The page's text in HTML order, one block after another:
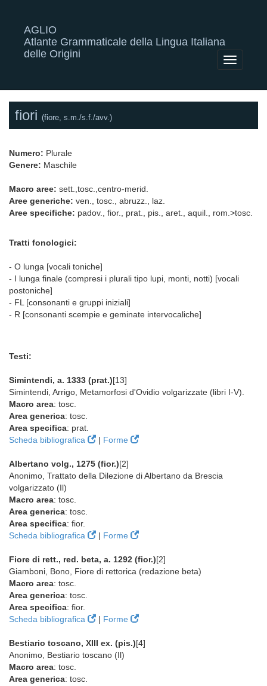
AGLIO
Atlante Grammaticale della Lingua Italiana
delle Origini
Toggle
fiori (fiore, s.m./s.f./avv.)
Numero: Plurale
Genere: Maschile
Macro aree: sett.,tosc.,centro-merid.
Aree generiche: ven., tosc., abruzz., laz.
Aree specifiche: padov., fior., prat., pis., aret., aquil., rom.>tosc.
Tratti fonologici:
- O lunga [vocali toniche]
- I lunga finale (compresi i plurali tipo lupi, monti, notti) [vocali
postoniche]
- FL [consonanti e gruppi iniziali]
- R [consonanti scempie e geminate intervocaliche]
Testi:
Simintendi, a. 1333 (prat.)[13]
Simintendi, Arrigo, Metamorfosi d'Ovidio volgarizzate (libri I-V).
Macro area: tosc.
Area generica: tosc.
Area specifica: prat.
Scheda bibliografica
| Forme
Albertano volg., 1275 (fior.)[2]
Anonimo, Trattato della Dilezione di Albertano da Brescia
volgarizzato (Il)
Macro area: tosc.
Area generica: tosc.
Area specifica: fior.
Scheda bibliografica
| Forme
Fiore di rett., red. beta, a. 1292 (fior.)[2]
Giamboni, Bono, Fiore di rettorica (redazione beta)
Macro area: tosc.
Area generica: tosc.
Area specifica: fior.
Scheda bibliografica
| Forme
Bestiario toscano, XIII ex. (pis.)[4]
Anonimo, Bestiario toscano (Il)
Macro area: tosc.
Area generica: tosc.